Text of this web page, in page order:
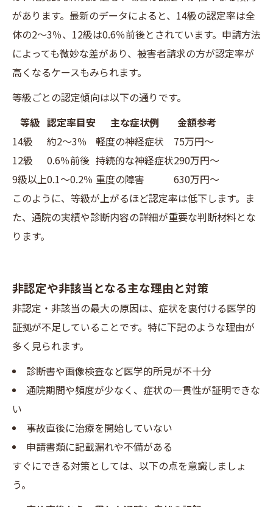
があります。最新のデータによると、14級の認定率は全
体の2〜3％、12級は0.6％前後とされています。申請方法
によっても微妙な差があり、被害者請求の方が認定率が
高くなるケースもみられます。
等級ごとの認定傾向は以下の通りです。
等級 認定率目安 主な症状例
金額参考
14級
約2〜3％ 軽度の神経症状
75万円〜
12級
0.6％前後 持続的な神経症状290万円〜
9級以上0.1〜0.2％ 重度の障害
630万円〜
このように、等級が上がるほど認定率は低下します。ま
た、通院の実績や診断内容の詳細が重要な判断材料とな
ります。
非認定や非該当となる主な理由と対策
非認定・非該当の最大の原因は、症状を裏付ける医学的
証拠が不足していることです。特に下記のような理由が
多く見られます。
診断書や画像検査など医学的所見が不十分
通院期間や頻度が少なく、症状の一貫性が証明できな
い
事故直後に治療を開始していない
申請書類に記載漏れや不備がある
すぐにできる対策としては、以下の点を意識しましょ
う。